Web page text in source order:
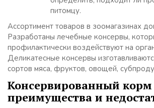
питомцу.
Ассортимент товаров в зоомагазинах
Разработаны лечебные консервы,
профилактически воздействуют на
Деликатесные консервы
сортов мяса, фруктов, овощей,
Консервированный корм
преимущества и